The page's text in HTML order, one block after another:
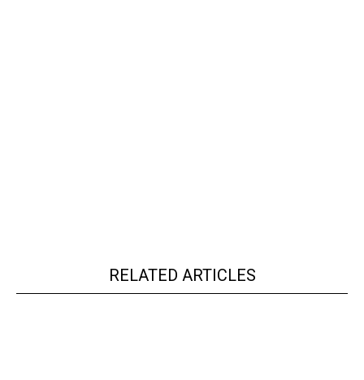
RELATED ARTICLES